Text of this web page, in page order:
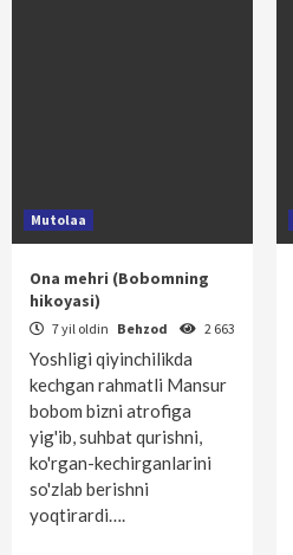
Mutolaa
Ona mehri (Bobomning
hikoyasi)
7 yil oldin Behzod 2 663
Yoshligi qiyinchilikda
kechgan rahmatli Mansur
bobom bizni atrofiga
yig'ib, suhbat qurishni,
ko'rgan-kechirganlarini
so'zlab berishni
yoqtirardi….